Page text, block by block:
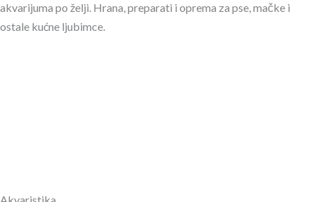
akvarijuma po želji. Hrana, preparati i oprema za pse, mačke i
ostale kućne ljubimce.